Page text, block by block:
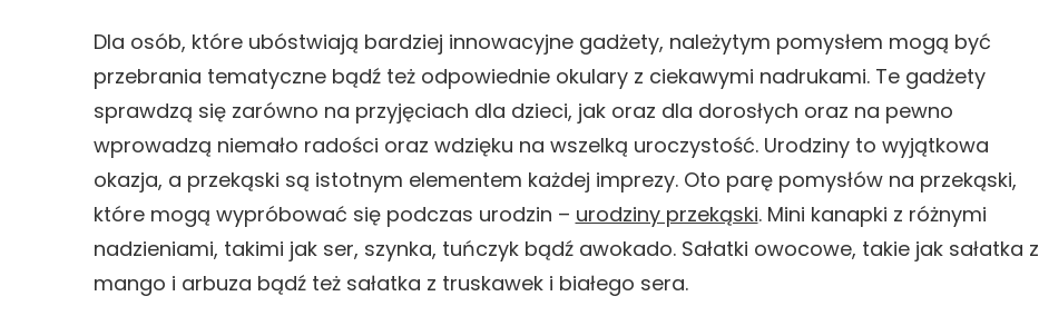
Dla osób, które ubóstwiają bardziej innowacyjne gadżety, należytym pomysłem mogą być
przebrania tematyczne bądź też odpowiednie okulary z ciekawymi nadrukami. Te gadżety
sprawdzą się zarówno na przyjęciach dla dzieci, jak oraz dla dorosłych oraz na pewno
wprowadzą niemało radości oraz wdzięku na wszelką uroczystość. Urodziny to wyjątkowa
okazja, a przekąski są istotnym elementem każdej imprezy. Oto parę pomysłów na przekąski,
które mogą wypróbować się podczas urodzin – urodziny przekąski. Mini kanapki z różnymi
nadzieniami, takimi jak ser, szynka, tuńczyk bądź awokado. Sałatki owocowe, takie jak sałatka z
mango i arbuza bądź też sałatka z truskawek i białego sera.